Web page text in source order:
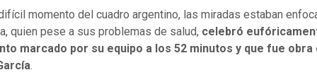
momento del cuadro argentino, las miradas estaban
quien pese a sus problemas de salud, celebró
marcado por su equipo a los 52 minutos y que fue obra
.